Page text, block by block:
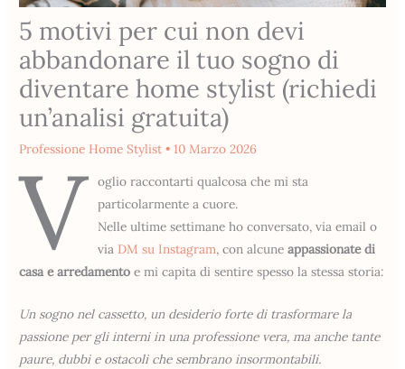
5 motivi per cui non devi
abbandonare il tuo sogno di
diventare home stylist (richiedi
un’analisi gratuita)
Professione Home Stylist •10 Marzo 2026
V
oglio raccontarti qualcosa che mi sta
particolarmente a cuore.
Nelle ultime settimane ho conversato, via email o
via DM su Instagram, con alcune appassionate di
casa e arredamento e mi capita di sentire spesso la stessa storia:
Un sogno nel cassetto, un desiderio forte di trasformare la
passione per gli interni in una professione vera, ma anche tante
paure, dubbi e ostacoli che sembrano insormontabili.